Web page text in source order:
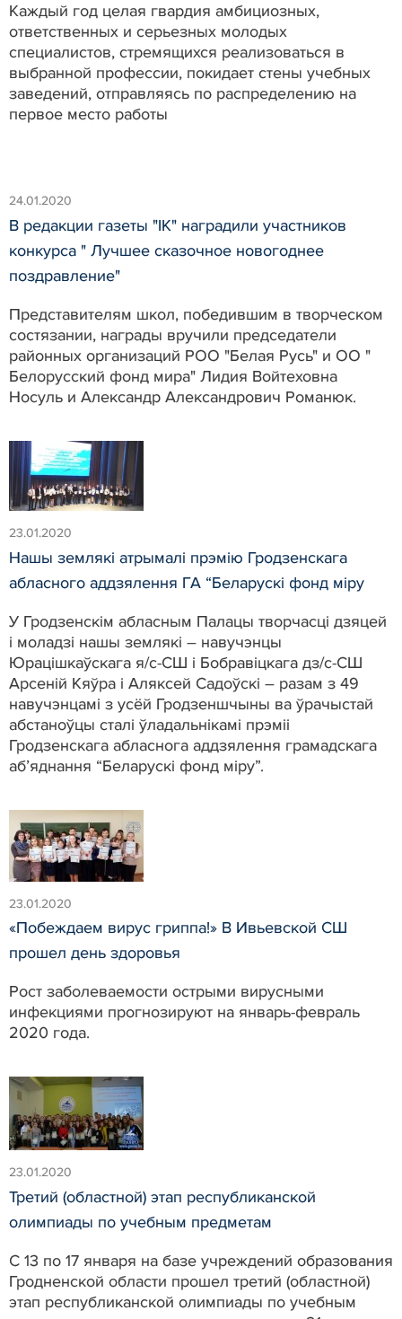
Каждый год целая гвардия амбициозных,
ответственных и серьезных молодых
специалистов, стремящихся реализоваться в
выбранной профессии, покидает стены учебных
заведений, отправляясь по распределению на
первое место работы
24.01.2020
В редакции газеты "IK" наградили участников
конкурса " Лучшее сказочное новогоднее
поздравление"
Представителям школ, победившим в творческом
состязании, награды вручили председатели
районных организаций РОО "Белая Русь" и ОО "
Белорусский фонд мира" Лидия Войтеховна
Носуль и Александр Александрович Романюк.
23.01.2020
Нашы землякі атрымалі прэмію Гродзенскага
абласного аддзялення ГА “Беларускі фонд міру
У Гродзенскім абласным Палацы творчасці дзяцей
і моладзі нашы землякі – навучэнцы
Юрацішкаўскага я/с-СШ і Бобравіцкага дз/с-СШ
Арсеній Кяўра і Аляксей Садоўскі – разам з 49
навучэнцамі з усёй Гродзеншчыны ва ўрачыстай
абстаноўцы сталі ўладальнікамі прэміі
Гродзенскага абласнога аддзялення грамадскага
аб’яднання “Беларускі фонд міру”.
23.01.2020
«Побеждаем вирус гриппа!» В Ивьевской СШ
прошел день здоровья
Рост заболеваемости острыми вирусными
инфекциями прогнозируют на январь-февраль
2020 года.
23.01.2020
Третий (областной) этап республиканской
олимпиады по учебным предметам
С 13 по 17 января на базе учреждений образования
Гродненской области прошел третий (областной)
этап республиканской олимпиады по учебным